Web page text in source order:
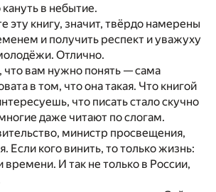
в небытие.
эту книгу, значит, твёрдо намерены
и получить респект и уважуху
Отлично.
что вам нужно понять — сама
в том, что она такая. Что книгой
что писать стало скучно
даже читают по слогам.
министр просвещения,
Если кого винить, то только жизнь:
времени. И так не только в России,